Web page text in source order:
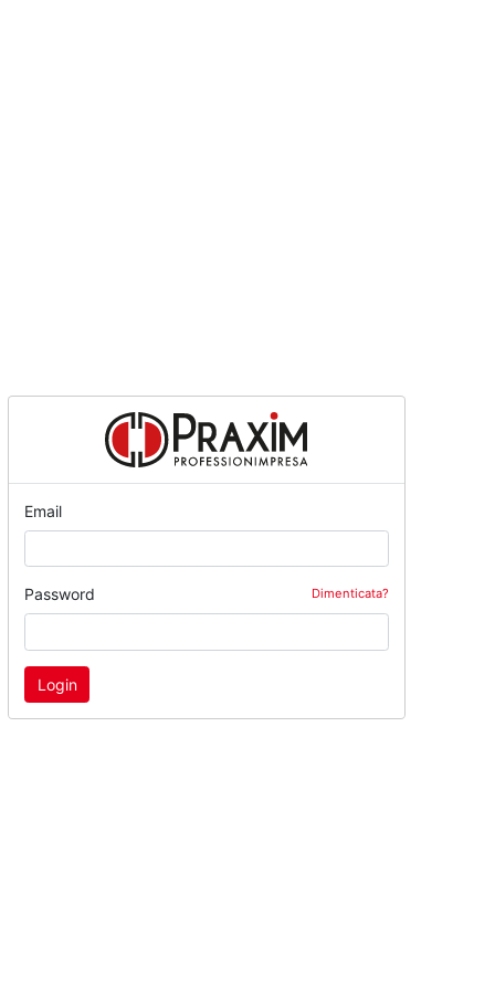
Email
Password Dimenticata?
Login